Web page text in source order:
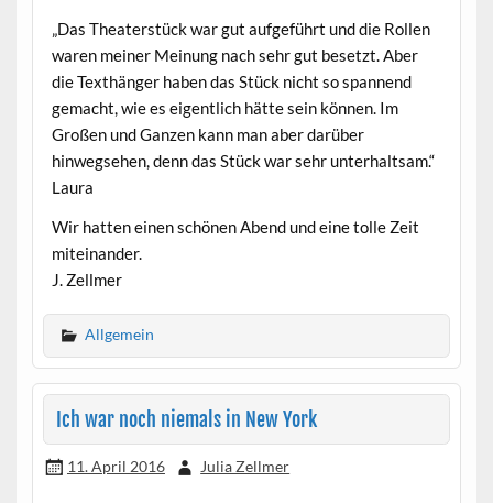
„Das Theaterstück war gut aufgeführt und die Rollen
waren meiner Meinung nach sehr gut besetzt. Aber
die Texthänger haben das Stück nicht so spannend
gemacht, wie es eigentlich hätte sein können. Im
Großen und Ganzen kann man aber darüber
hinwegsehen, denn das Stück war sehr unterhaltsam.“
Laura
Wir hatten einen schönen Abend und eine tolle Zeit
miteinander.
J. Zellmer
Allgemein
Ich war noch niemals in New York
11. April 2016 Julia Zellmer